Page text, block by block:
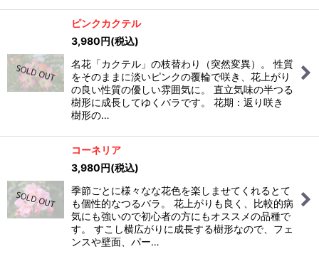
ピンクカクテル
3,980円(税込)
名花「カクテル」の枝替わり（突然変異）。 性質
をそのままに淡いピンクの覆輪で咲き、花上がり
の良い性質の優しい雰囲気に。 直立気味の半つる
樹形に成長してゆくバラです。 花期：返り咲き
樹形の…
コーネリア
3,980円(税込)
季節ごとに様々なな花色を楽しませてくれるとて
も個性的なつるバラ。 花上がりも良く、比較的病
気にも強いので初心者の方にもオススメの品種で
す。 すこし横広がりに成長する樹形なので、フェ
ンスや壁面、パー…